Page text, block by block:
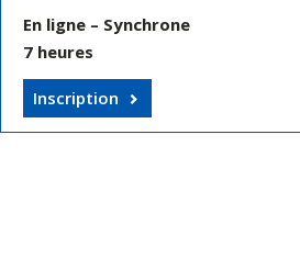
En ligne – Synchrone
7 heures
Inscription